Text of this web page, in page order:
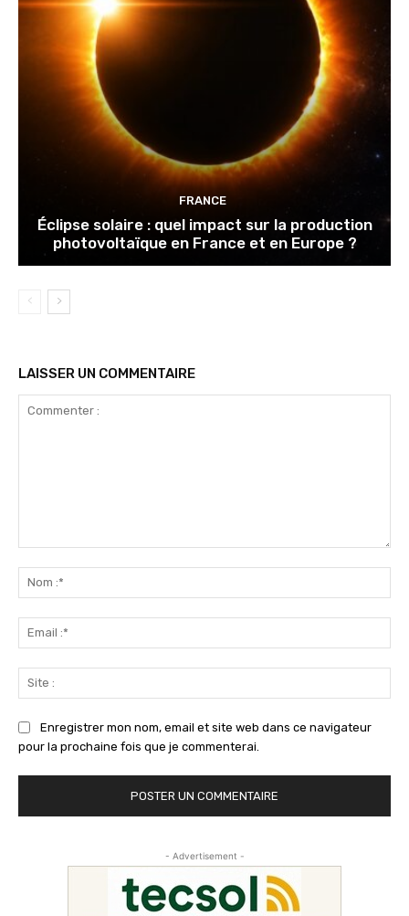
FRANCE
Éclipse solaire : quel impact sur la production
photovoltaïque en France et en Europe ?
LAISSER UN COMMENTAIRE
Enregistrer mon nom, email et site web dans ce navigateur
pour la prochaine fois que je commenterai.
- Advertisement -